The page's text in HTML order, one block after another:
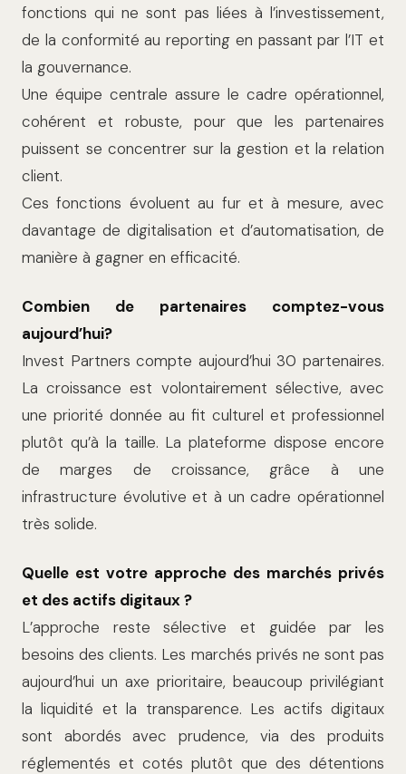
fonctions qui ne sont pas liées à l’investissement,
de la conformité au reporting en passant par l’IT et
la gouvernance.
Une équipe centrale assure le cadre opérationnel,
cohérent et robuste, pour que les partenaires
puissent se concentrer sur la gestion et la relation
client.
Ces fonctions évoluent au fur et à mesure, avec
davantage de digitalisation et d’automatisation, de
manière à gagner en efficacité.
Combien de partenaires comptez-vous
aujourd’hui?
Invest Partners compte aujourd’hui 30 partenaires.
La croissance est volontairement sélective, avec
une priorité donnée au fit culturel et professionnel
plutôt qu’à la taille. La plateforme dispose encore
de marges de croissance, grâce à une
infrastructure évolutive et à un cadre opérationnel
très solide.
Quelle est votre approche des marchés privés
et des actifs digitaux ?
L’approche reste sélective et guidée par les
besoins des clients. Les marchés privés ne sont pas
aujourd’hui un axe prioritaire, beaucoup privilégiant
la liquidité et la transparence. Les actifs digitaux
sont abordés avec prudence, via des produits
réglementés et cotés plutôt que des détentions